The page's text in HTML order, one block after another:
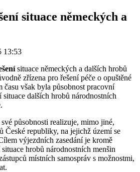
situace německých a
13:53
situace německých a dalších hrobů
zřízena pro řešení péče o opuštěné
času však byla působnost pracovní
dalších hrobů národnostních
působnosti realizuje, mimo jiné,
České republiky, na jejichž území se
výjezdních zasedání je kromě
hrobů národnostních menšin
místních samospráv s možnostmi,